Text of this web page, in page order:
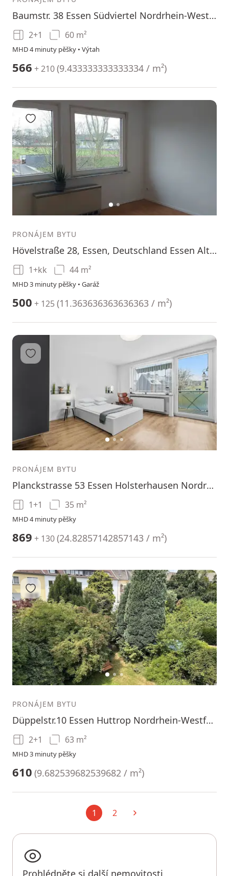
Baumstr. 38 Essen Südviertel Nordrhein-Westfalen 45128
2+1 60 m²
MHD 4 minuty pěšky • Výtah
566 + 210(9.433333333333334 / m²)
12
Přidat do oblíbených
PRONÁJEM BYTU
Hövelstraße 28, Essen, Deutschland Essen Altenessen-Süd Nordrhein-Westfalen 45326
1+kk 44 m²
MHD 3 minuty pěšky • Garáž
500 + 125(11.363636363636363 / m²)
12 3
Přidat do oblíbených
PRONÁJEM BYTU
Planckstrasse 53 Essen Holsterhausen Nordrhein-Westfalen 45147
1+1 35 m²
MHD 4 minuty pěšky
869 + 130(24.82857142857143 / m²)
12 3
Přidat do oblíbených
PRONÁJEM BYTU
Düppelstr.10 Essen Huttrop Nordrhein-Westfalen 45138
2+1 63 m²
MHD 3 minuty pěšky
610 (9.682539682539682 / m²)
1Aktuální
2 Další
Prohlédněte si další nemovitosti